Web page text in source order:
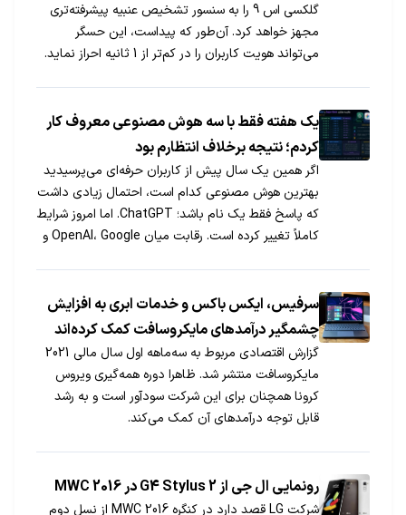
گلکسی اس 9 را به سنسور تشخیص عنبیه پیشرفته‌تری
مجهز خواهد کرد. آن‌طور که پیداست، این حسگر
می‌تواند هویت کاربران را در کم‌تر از 1 ثانیه احراز نماید.
یک هفته فقط با سه هوش مصنوعی معروف کار
کردم؛ نتیجه برخلاف انتظارم بود
اگر همین یک سال پیش از کاربران حرفه‌ای می‌پرسیدید
بهترین هوش مصنوعی کدام است، احتمال زیادی داشت
که پاسخ فقط یک نام باشد؛ ChatGPT. اما امروز شرایط
کاملاً تغییر کرده است. رقابت میان OpenAI، Google و
سرفیس، ایکس باکس و خدمات ابری به افزایش
چشمگیر درآمدهای مایکروسافت کمک کرده‌اند
گزارش اقتصادی مربوط به سه‌ماهه اول سال مالی 2021
مایکروسافت منتشر شد. ظاهرا دوره همه‌گیری ویروس
کرونا همچنان برای این شرکت سودآور است و به رشد
قابل توجه درآمدهای آن کمک می‌کند.
رونمایی ال جی از G4 Stylus 2 در MWC 2016
شرکت LG قصد دارد در کنگره MWC 2016 از نسل دوم